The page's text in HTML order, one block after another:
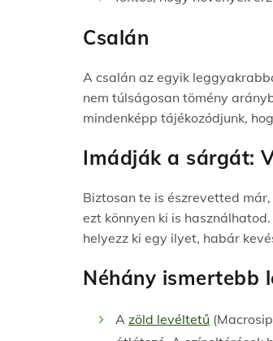
Csalán
A csalán az egyik
nem túlságosan tömény
mindenképp tájékozódjunk,
Imádják a sárgát:
Biztosan te is észrevetted
ezt könnyen ki is
helyezz ki egy ilyet, habár
Néhány ismertebb
A zöld levéltetű